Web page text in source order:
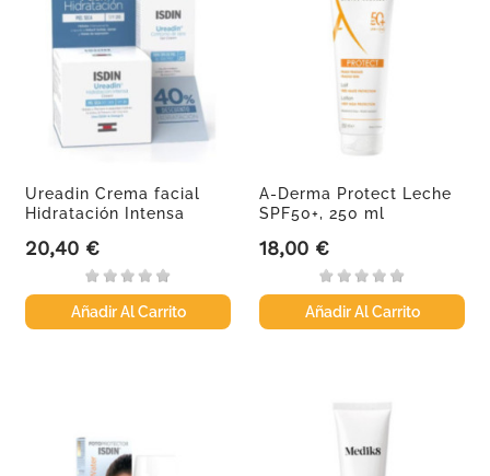
Ureadin Crema facial
Hidratación Intensa
Precio
20,40 €
Añadir Al Carrito
A-Derma Protect Leche
SPF50+, 250 ml
Precio
18,00 €
Añadir Al Carrito